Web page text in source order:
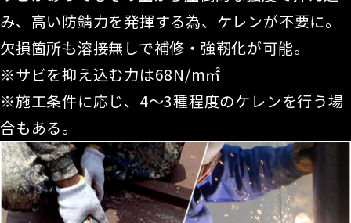
み、高い防錆力を発揮する為、ケレンが不要に。
欠損箇所も溶接無しで補修・強靭化が可能。
※サビを抑え込む力は68N/m㎡
※施工条件に応じ、4～3種程度のケレンを行う場
合もある。